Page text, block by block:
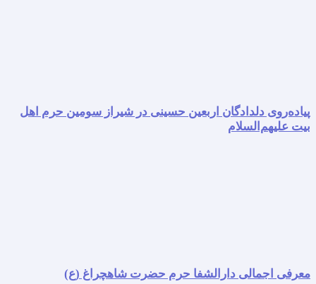
پیاده‌روی دلدادگان اربعین حسینی در شیراز سومین حرم اهل
بیت علیهم‌السلام
معرفی اجمالی دارالشفا حرم حضرت شاهچراغ (ع)